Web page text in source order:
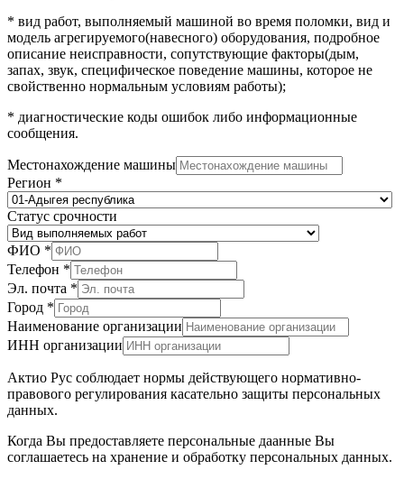
* вид работ, выполняемый машиной во время поломки, вид и
модель агрегируемого(навесного) оборудования, подробное
описание неисправности, сопутствующие факторы(дым,
запах, звук, специфическое поведение машины, которое не
свойственно нормальным условиям работы);
* диагностические коды ошибок либо информационные
сообщения.
Местонахождение машины
Регион *
Статус срочности
ФИО *
Телефон *
Эл. почта *
Город *
Наименование организации
ИНН организации
Актио Рус соблюдает нормы действующего нормативно-
правового регулирования касательно защиты персональных
данных.
Когда Вы предоставляете персональные даанные Вы
соглашаетесь на хранение и обработку персональных данных.